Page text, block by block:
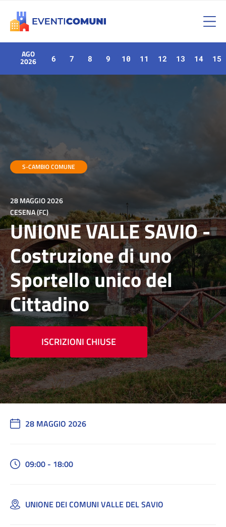
AGO
2026 6 7 8 9 10 11 12 13 14 15
S-CAMBIO COMUNE
28 MAGGIO 2026
CESENA (FC)
UNIONE VALLE SAVIO -
Costruzione di uno
Sportello unico del
Cittadino
ISCRIZIONI CHIUSE
28 MAGGIO 2026
09:00 - 18:00
UNIONE DEI COMUNI VALLE DEL SAVIO